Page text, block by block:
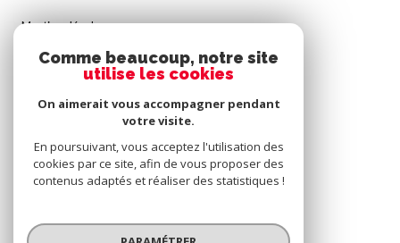
Mentions légales
Cookies
© 2026 | Tous droits réservés
Comme beaucoup, notre site
utilise les cookies
On aimerait vous accompagner pendant
votre visite.
En poursuivant, vous acceptez l'utilisation des
cookies par ce site, afin de vous proposer des
contenus adaptés et réaliser des statistiques !